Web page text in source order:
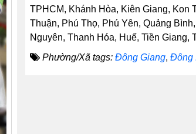
TPHCM, Khánh Hòa, Kiên Giang, Kon
Thuận, Phú Thọ, Phú Yên, Quảng
Nguyên, Thanh Hóa, Huế, Tiền Giang,
Phường/Xã tags: Đông Giang, Đông